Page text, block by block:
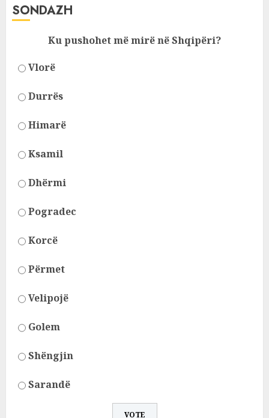
SONDAZH
Ku pushohet më mirë në Shqipëri?
Vlorë
Durrës
Himarë
Ksamil
Dhërmi
Pogradec
Korcë
Përmet
Velipojë
Golem
Shëngjin
Sarandë